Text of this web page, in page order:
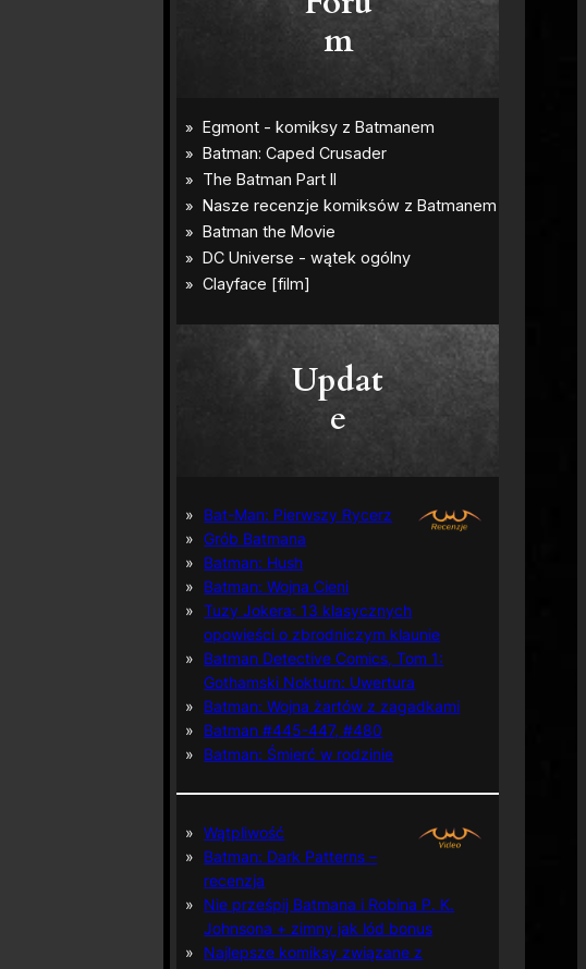
m
Updat
e
Bat-Man: Pierwszy Rycerz
Grób Batmana
Batman: Hush
Batman: Wojna Cieni
Tuzy Jokera: 13 klasycznych
opowieści o zbrodniczym klaunie
Batman Detective Comics, Tom 1:
Gothamski Nokturn: Uwertura
Batman: Wojna żartów z zagadkami
Batman #445-447, #480
Batman: Śmierć w rodzinie
Wątpliwość
Batman: Dark Patterns –
recenzja
Nie prześpij Batmana i Robina P. K.
Johnsona + zimny jak lód bonus
Najlepsze komiksy związane z